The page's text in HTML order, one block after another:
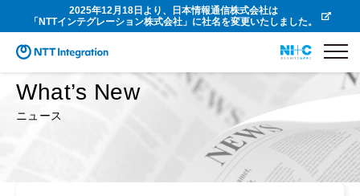
2025年12月18日より、日本情報通信株式会社は
「NTTインテグレーション株式会社」に社名を変更いたしました。
What’s New
ニュース